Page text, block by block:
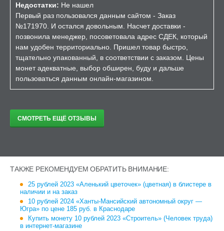
Недостатки: Не нашел
Первый раз пользовался данным сайтом - Заказ
№171970. И остался довольным. Насчет доставки -
позвонила менеджер, посоветовала адрес СДЕК, который
нам удобен территориально. Пришел товар быстро,
тщательно упакованный, в соответствии с заказом. Цены
монет адекватные, выбор обширен, буду и дальше
пользоваться данным онлайн-магазином.
СМОТРЕТЬ ЕЩЁ ОТЗЫВЫ
ТАКЖЕ РЕКОМЕНДУЕМ ОБРАТИТЬ ВНИМАНИЕ:
25 рублей 2023 «Аленький цветочек» (цветная) в блистере в
наличии и на заказ
10 рублей 2024 «Ханты-Мансийский автономный округ —
Югра» по цене 185 руб. в Краснодаре
Купить монету 10 рублей 2023 «Строитель» (Человек труда)
в интернет-магазине